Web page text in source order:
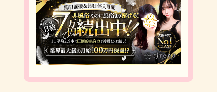
深澤辰哉
渡辺翔太
ブログ投稿 13 712
フォロー 1 フォロワー 3
佳澄のチケット募集
佳澄の友達募集 募集中